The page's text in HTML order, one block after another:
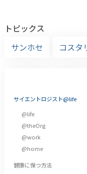
トピックス
サンホセ
コスタ
サイエントロジスト@life
@life
@theOrg
@work
@home
健康に保つ方法